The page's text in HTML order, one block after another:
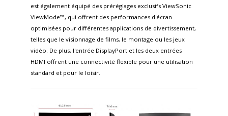
est également équipé des préréglages exclusifs ViewSonic
ViewMode™, qui offrent des performances d'écran
optimisées pour différentes applications de divertissement,
telles que le visionnage de films, le montage ou les jeux
vidéo. De plus, l'entrée DisplayPort et les deux entrées
HDMI offrent une connectivité flexible pour une utilisation
standard et pour le loisir.